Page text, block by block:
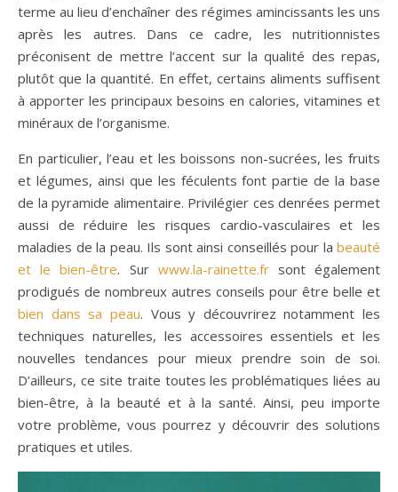
terme au lieu d’enchaîner des régimes amincissants les uns
après les autres. Dans ce cadre, les nutritionnistes
préconisent de mettre l’accent sur la qualité des repas,
plutôt que la quantité. En effet, certains aliments suffisent
à apporter les principaux besoins en calories, vitamines et
minéraux de l’organisme.
En particulier, l’eau et les boissons non-sucrées, les fruits
et légumes, ainsi que les féculents font partie de la base
de la pyramide alimentaire. Privilégier ces denrées permet
aussi de réduire les risques cardio-vasculaires et les
maladies de la peau. Ils sont ainsi conseillés pour la beauté
et le bien-être. Sur www.la-rainette.frsont également
prodigués de nombreux autres conseils pour être belle et
bien dans sa peau. Vous y découvrirez notamment les
techniques naturelles, les accessoires essentiels et les
nouvelles tendances pour mieux prendre soin de soi.
D’ailleurs, ce site traite toutes les problématiques liées au
bien-être, à la beauté et à la santé. Ainsi, peu importe
votre problème, vous pourrez y découvrir des solutions
pratiques et utiles.